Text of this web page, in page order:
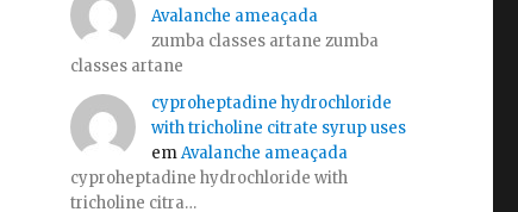
Avalanche ameaçada
zumba classes artane zumba
classes artane
cyproheptadine hydrochloride
with tricholine citrate syrup uses
emAvalanche ameaçada
cyproheptadine hydrochloride with
tricholine citra…